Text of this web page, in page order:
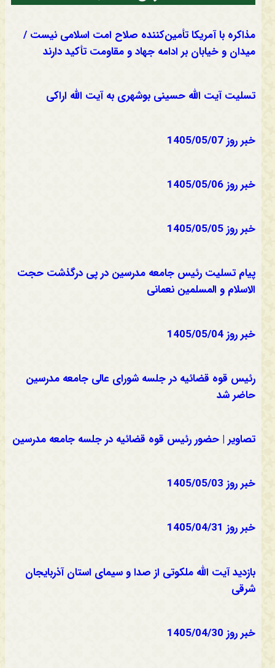
مذاکره با آمریکا تأمین‌کننده صلاح امت اسلامی نیست /
میدان و خیابان بر ادامه جهاد و مقاومت تأکید دارند
تسلیت آیت الله حسینی بوشهری به آیت الله اراکی
خبر روز 1405/05/07
خبر روز 1405/05/06
خبر روز 1405/05/05
پیام تسلیت رئیس جامعه مدرسین در پی درگذشت حجت
الاسلام و المسلمین نعمانی
خبر روز 1405/05/04
رئیس قوه قضائیه در جلسه شورای عالی جامعه مدرسین
حاضر شد
تصاویر | حضور رئیس قوه قضائیه در جلسه جامعه مدرسین
خبر روز 1405/05/03
خبر روز 1405/04/31
بازدید آیت الله ملکوتی از صدا و سیمای استان آذربایجان
شرقی
خبر روز 1405/04/30